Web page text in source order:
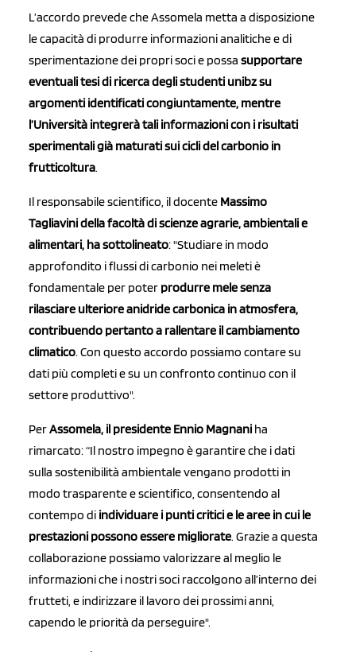
L’accordo prevede che Assomela metta a disposizione
le capacità di produrre informazioni analitiche e di
sperimentazione dei propri soci e possa supportare
eventuali tesi di ricerca degli studenti unibz su
argomenti identificati congiuntamente, mentre
l’Università integrerà tali informazioni con i risultati
sperimentali già maturati sui cicli del carbonio in
frutticoltura.
Il responsabile scientifico, il docente Massimo
Tagliavini della facoltà di scienze agrarie, ambientali e
alimentari, ha sottolineato: "Studiare in modo
approfondito i flussi di carbonio nei meleti è
fondamentale per poter produrre mele senza
rilasciare ulteriore anidride carbonica in atmosfera,
contribuendo pertanto a rallentare il cambiamento
climatico. Con questo accordo possiamo contare su
dati più completi e su un confronto continuo con il
settore produttivo".
PerAssomela, il presidente Ennio Magnani ha
rimarcato: “Il nostro impegno è garantire che i dati
sulla sostenibilità ambientale vengano prodotti in
modo trasparente e scientifico, consentendo al
contempo di individuare i punti critici e le aree in cui le
prestazioni possono essere migliorate. Grazie a questa
collaborazione possiamo valorizzare al meglio le
informazioni che i nostri soci raccolgono all’interno dei
frutteti, e indirizzare il lavoro dei prossimi anni,
capendo le priorità da perseguire".